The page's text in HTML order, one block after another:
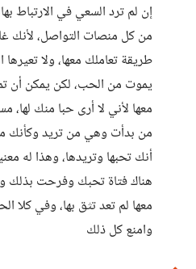
إن لم ترد السعي في الارتباط
من كل منصات التواصل، لأنك
طريقة تعاملك معها، ولا تعيرها
يموت من الحب، لكن يمكن أن
معها لأني لا أرى حبا منك لها،
من بدأت وهي من تريد وكأنك
أنك تحبها وتريدها، وهذا له
هناك فتاة تحبك وفرحت بذلك
معها لم تعد تثق بها، وفي كلا
وامنع كل ذلك